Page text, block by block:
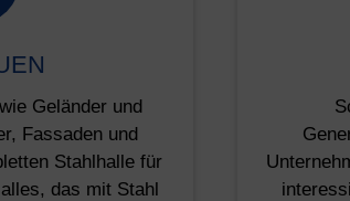
Geländer und
Fassaden und
Stahlhalle für
das mit Stahl